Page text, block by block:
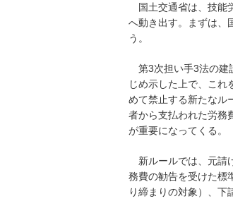
国土交通省は、技能
へ動き出す。まずは、
う。
第3次担い手3法の建
じめ示した上で、これ
めて禁止する新たなル
者から支払われた労務
が重要になってくる。
新ルールでは、元請
務費の勧告を受けた標
り締まりの対象）、下